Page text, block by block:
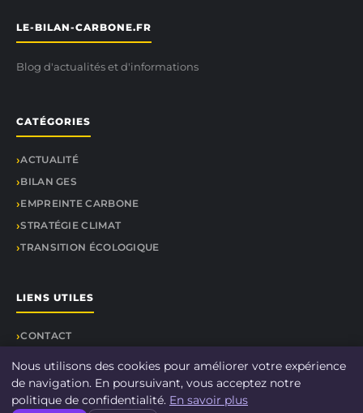
LE-BILAN-CARBONE.FR
Blog d'actualités et d'informations
CATÉGORIES
ACTUALITÉ
BILAN GES
EMPREINTE CARBONE
STRATÉGIE CLIMAT
TRANSITION ÉCOLOGIQUE
LIENS UTILES
CONTACT
© 2026 Le-bilan-carbone.fr. Tous droits réservés.
Nous utilisons des cookies pour améliorer votre expérience
de navigation. En poursuivant, vous acceptez notre
politique de confidentialité. En savoir plus